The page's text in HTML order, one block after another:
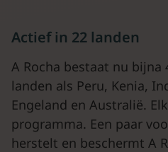
Actief in 22 landen
A Rocha bestaat nu bijna
landen als Peru, Kenia,
Engeland en Australië.
programma. Een paar
herstelt en beschermt A